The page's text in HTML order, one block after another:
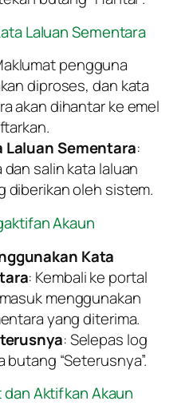
Laluan Sementara
pengguna
diproses, dan kata
akan dihantar ke emel
Laluan Sementara:
dan salin kata laluan
diberikan oleh sistem.
Akaun
Kata
: Kembali ke portal
menggunakan
yang diterima.
: Selepas log
butang “Seterusnya”.
Aktifkan Akaun